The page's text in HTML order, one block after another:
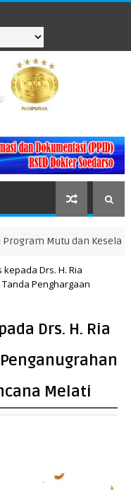
Mutu dan Keselamatan
Drs. H. Ria
Penghargaan
Drs. H. Ria
Melati